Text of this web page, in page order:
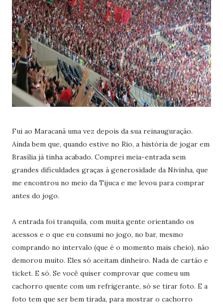
Fui ao Maracanã uma vez depois da sua reinauguração.
Ainda bem que, quando estive no Rio, a história de jogar em
Brasília já tinha acabado. Comprei meia-entrada sem
grandes dificuldades graças à generosidade da Nivinha, que
me encontrou no meio da Tijuca e me levou para comprar
antes do jogo.
A entrada foi tranquila, com muita gente orientando os
acessos e o que eu consumi no jogo, no bar, mesmo
comprando no intervalo (que é o momento mais cheio), não
demorou muito. Eles só aceitam dinheiro. Nada de cartão e
ticket. E só. Se você quiser comprovar que comeu um
cachorro quente com um refrigerante, só se tirar foto. E a
foto tem que ser bem tirada, para mostrar o cachorro